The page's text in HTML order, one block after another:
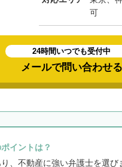
可
24時間いつでも受付中
メールで問い合わせる
イントは？
、不動産に強い弁護士を選